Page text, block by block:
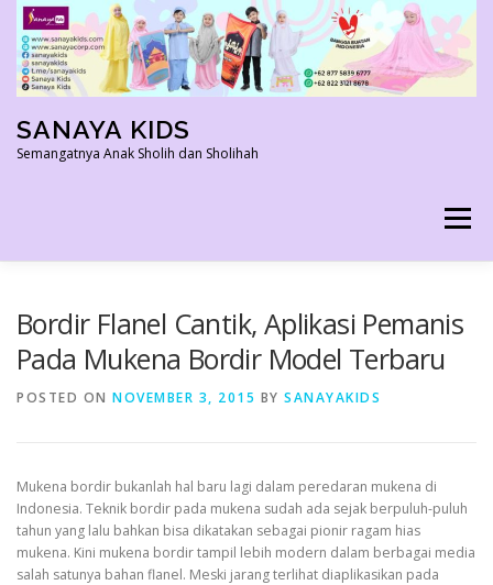
Skip
content
SANAYA KIDS
Semangatnya Anak Sholih dan Sholihah
Menu
Bordir Flanel Cantik, Aplikasi Pemanis
Pada Mukena Bordir Model Terbaru
POSTED ON NOVEMBER 3, 2015 BY SANAYAKIDS
Mukena bordir bukanlah hal baru lagi dalam peredaran mukena di
Indonesia. Teknik bordir pada mukena sudah ada sejak berpuluh-puluh
tahun yang lalu bahkan bisa dikatakan sebagai pionir ragam hias
mukena. Kini mukena bordir tampil lebih modern dalam berbagai media
salah satunya bahan flanel. Meski jarang terlihat diaplikasikan pada